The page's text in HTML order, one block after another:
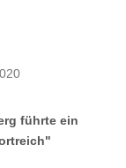
führte ein